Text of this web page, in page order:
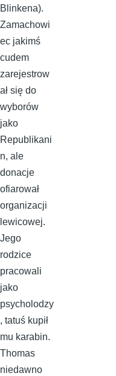
Blinkena).
Zamachowi
ec jakimś
cudem
zarejestrow
ał się do
wyborów
jako
Republikani
n, ale
donacje
ofiarował
organizacji
lewicowej.
Jego
rodzice
pracowali
jako
psycholodzy
, tatuś kupił
mu karabin.
Thomas
niedawno